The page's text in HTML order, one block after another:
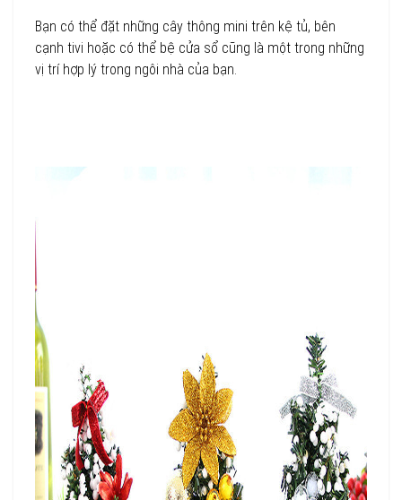
Bạn có thể đặt những cây thông mini trên kệ tủ, bên
cạnh tivi hoặc có thể bệ cửa sổ cũng là một trong những
vị trí hợp lý trong ngôi nhà của bạn.